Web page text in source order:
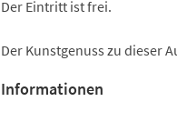
Der Eintritt ist frei.
Der Kunstgenuss zu dieser
Informationen